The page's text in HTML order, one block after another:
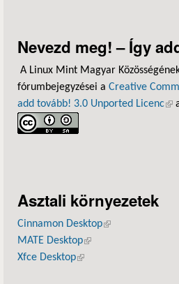
Nevezd meg! – Így
A Linux Mint Magyar
fórumbejegyzései a Creative
add tovább! 3.0 Unported Licenc
Asztali környezetek
Cinnamon Desktop(külső hivatkozás)
MATE Desktop(külső hivatkozás)
Xfce Desktop(külső hivatkozás)